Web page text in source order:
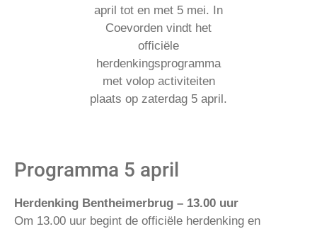
april tot en met 5 mei. In
Coevorden vindt het
officiële
herdenkingsprogramma
met volop activiteiten
plaats op zaterdag 5 april.
Programma 5 april
Herdenking Bentheimerbrug – 13.00 uur
Om 13.00 uur begint de officiële herdenking en